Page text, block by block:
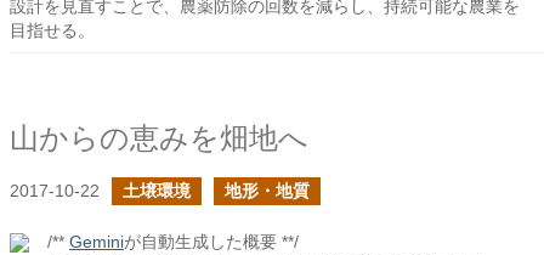
設計を見直すことで、農薬防除の回数を減らし、持続可能な農業を
目指せる。
山からの恵みを畑地へ
2017-10-22 土壌環境 地形・地質
/** Geminiが自動生成した概要 **/